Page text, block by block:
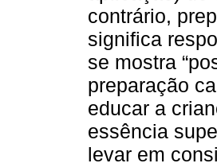
contrário,
significa
se mostra
preparação
educar a
essência
levar em